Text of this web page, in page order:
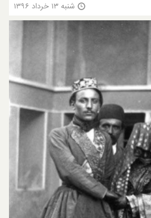
شنبه ۱۳ خرداد ۱۳۹۶